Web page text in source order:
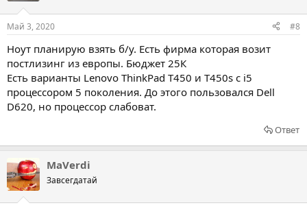
Май 3, 2020 #8
Ноут планирую взять б/у. Есть фирма которая возит
постлизинг из европы. Бюджет 25К
Есть варианты Lenovo ThinkPad T450 и Т450s с i5
процессором 5 поколения. До этого пользовался Dell
D620, но процессор слабоват.
Ответ
MaVerdi
Завсегдатай